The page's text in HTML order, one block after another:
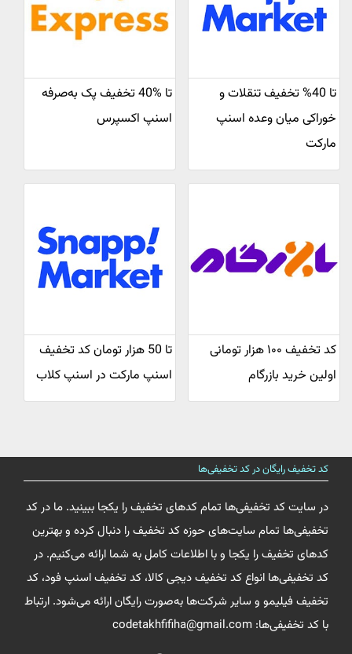
تا 40% تخفیف تنقلات و
خوراکی میان وعده اسنپ
مارکت
تا %40 تخفیف پک به‌صرفه
اسنپ اکسپرس
کد تخفیف ۱۰۰ هزار تومانی
اولین خرید بازرگام
تا 50 هزار تومان کد تخفیف
اسنپ مارکت در اسنپ کلاب
کد تخفیف رایگان در کد تخفیفی‌ها
در سایت کد تخفیفی‌ها تمام کدهای تخفیف را یکجا ببینید. ما در کد
تخفیفی‌ها تمام سایت‌های حوزه کد تخفیف را دنبال کرده و بهترین
کدهای تخفیف را یکجا و با اطلاعات کامل به شما ارائه می‌کنیم. در
کد تخفیفی‌ها انواع کد تخفیف دیجی کالا، کد تخفیف اسنپ فود، کد
تخفیف فیلیمو و سایر شرکت‌ها به‌صورت رایگان ارائه می‌شود. ارتباط
با کد تخفیفی‌ها: codetakhfifiha@gmail.com